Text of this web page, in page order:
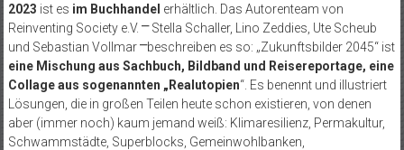
2023 ist es im Buchhandel erhältlich. Das Autorenteam von
Reinventing Society e.V. ⎻Stella Schaller, Lino Zeddies, Ute Scheub
und Sebastian Vollmar⎻beschreiben es so: „Zukunftsbilder 2045“ ist
eine Mischung aus Sachbuch, Bildband und Reisereportage, eine
Collage aus sogenannten „Realutopien“. Es benennt und illustriert
Lösungen, die in großen Teilen heute schon existieren, von denen
aber (immer noch) kaum jemand weiß: Klimaresilienz, Permakultur,
Schwammstädte, Superblocks, Gemeinwohlbanken,